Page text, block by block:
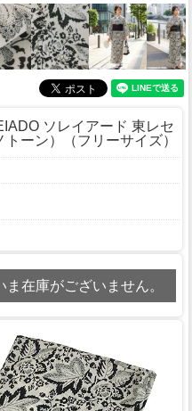
ソレイアード 東レセ
ーン）（フリーサイズ）
在庫がございません。